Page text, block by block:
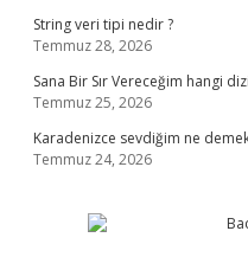
String veri tipi nedir ?
Temmuz 28, 2026
Sana Bir Sır Vereceğim hangi
Temmuz 25, 2026
Karadenizce sevdiğim ne
Temmuz 24, 2026